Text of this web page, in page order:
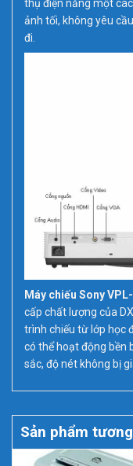
thụ điện năng một
ảnh tối, không yêu
đi.
Máy chiếu Sony
cấp chất lượng của
trình chiếu từ lớp học
có thể hoạt động bền
sắc, độ nét không bị
Sản phẩm